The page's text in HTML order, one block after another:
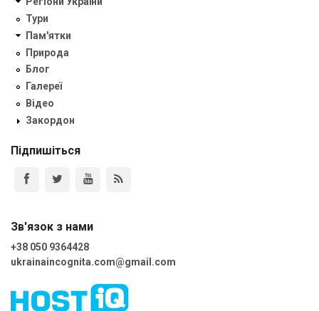
Тури
Пам'ятки
Природа
Блог
Галереї
Відео
Закордон
Підпишіться
Зв'язок з нами
+38 050 9364428
ukrainaincognita.com@gmail.com